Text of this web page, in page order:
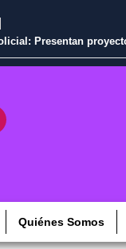
Presentan
Quiénes Somos